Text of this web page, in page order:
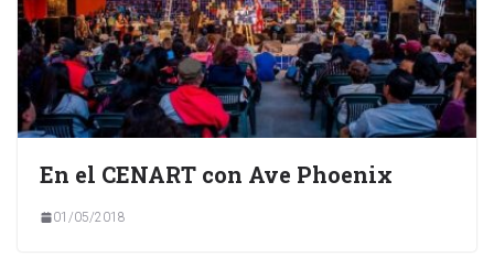
En el CENART con Ave Phoenix
01/05/2018